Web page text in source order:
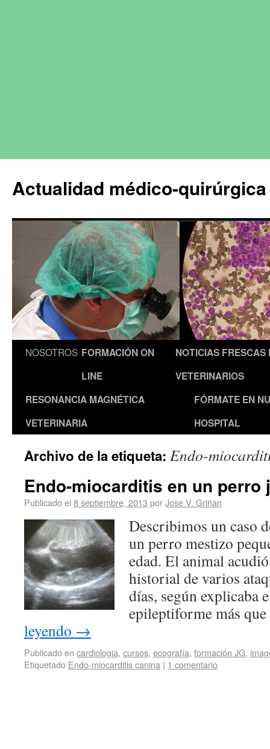
Actualidad médico-
NOSOTROS FORMACIÓN ON
LINE
NOTICIAS FRESCAS
VETERINARIOS
RESONANCIA MAGNÉTICA
VETERINARIA
FÓRMATE EN
HOSPITAL
Archivo de la etiqueta: Endo-
Endo-miocarditis en un perro
Publicado el 8 septiembre, 2013 porJose V. Griñan
Describimos un caso
un perro mestizo
edad. El animal
historial de varios
días, según explicaba
epileptiforme más
leyendo →
Publicado en cardiologia, cursos, ecografía, formación JG,
Etiquetado Endo-miocarditis canina | 1 comentario